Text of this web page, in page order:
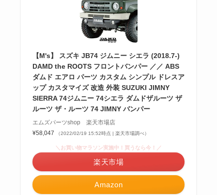
【M's】 スズキ JB74 ジムニー シエラ (2018.7-)
DAMD the ROOTS フロントバンパー ／／ ABS
ダムド エアロ パーツ カスタム シンプル ドレスア
ップ カスタマイズ 改造 外装 SUZUKI JIMNY
SIERRA 74ジムニー 74シエラ ダムドザルーツ ザ
ルーツ ザ・ルーツ 74 JIMNY バンパー
エムズパーツshop 楽天市場店
¥58,047
（2022/02/19 15:52時点 | 楽天市場調べ）
Amazon
＼お買い物マラソン実施中！買うなら今！／
楽天市場